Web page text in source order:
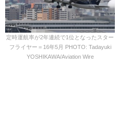
定時運航率が2年連続で1位となったスター
フライヤー＝16年5月 PHOTO: Tadayuki
YOSHIKAWA/Aviation Wire